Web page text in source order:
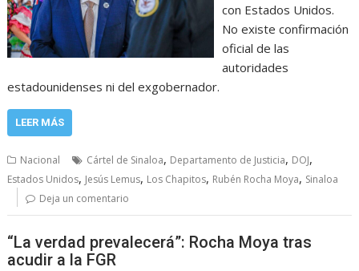
con Estados Unidos.
No existe confirmación
oficial de las
autoridades
estadounidenses ni del exgobernador.
LEER MÁS
Nacional Cártel de Sinaloa, Departamento de Justicia, DOJ,
Estados Unidos, Jesús Lemus, Los Chapitos, Rubén Rocha Moya, Sinaloa
Deja un comentario
“La verdad prevalecerá”: Rocha Moya tras
acudir a la FGR